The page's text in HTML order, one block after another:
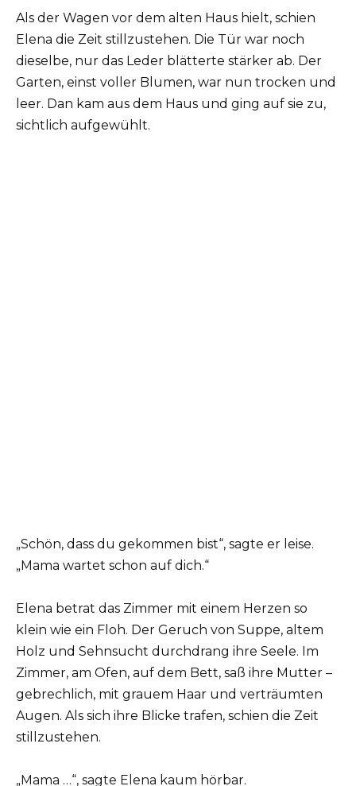
Als der Wagen vor dem alten Haus hielt, schien
Elena die Zeit stillzustehen. Die Tür war noch
dieselbe, nur das Leder blätterte stärker ab. Der
Garten, einst voller Blumen, war nun trocken und
leer. Dan kam aus dem Haus und ging auf sie zu,
sichtlich aufgewühlt.
„Schön, dass du gekommen bist“, sagte er leise.
„Mama wartet schon auf dich.“
Elena betrat das Zimmer mit einem Herzen so
klein wie ein Floh. Der Geruch von Suppe, altem
Holz und Sehnsucht durchdrang ihre Seele. Im
Zimmer, am Ofen, auf dem Bett, saß ihre Mutter –
gebrechlich, mit grauem Haar und verträumten
Augen. Als sich ihre Blicke trafen, schien die Zeit
stillzustehen.
„Mama …“, sagte Elena kaum hörbar.